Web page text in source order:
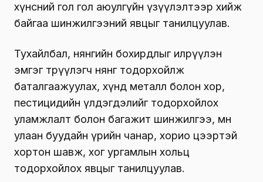
хүнсний гол гол аюулгүйн үзүүлэлтээр хийж
байгаа шинжилгээний явцыг танилцуулав.
Тухайлбал, нянгийн бохирдлыг илрүүлэн
эмгэг төрүүлэгч нянг тодорхойлж
баталгаажуулах, хүнд металл болон хор,
пестицидийн үлдэгдэлийг тодорхойлох
уламжлалт болон багажит шинжилгээ, мөн
улаан буудайн үрийн чанар, хорио цээртэй
хортон шавж, хог ургамлын хольц
тодорхойлох явцыг танилцуулав.